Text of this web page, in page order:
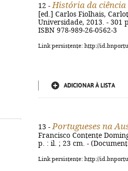
12 - História da
[ed.] Carlos Fiolhais,
Universidade, 2013. - 301
ISBN 978-989-26-0562-3
Link persistente: http://
ADICIONAR À LISTA
13 - Portugueses na
Francisco Contente
p. : il. ; 23 cm. -
Link persistente: http://